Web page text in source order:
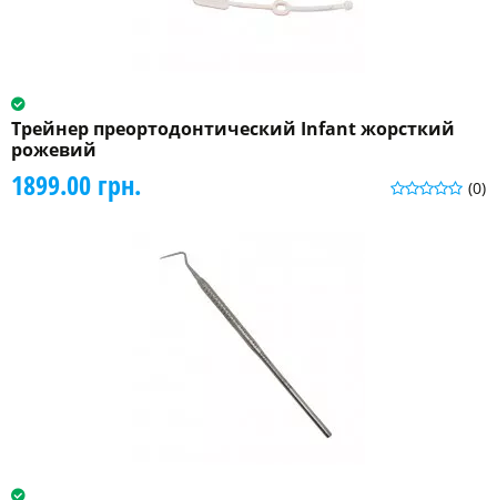
Трейнер преортодонтический Infant жорсткий
рожевий
(0)
1899.00 грн.